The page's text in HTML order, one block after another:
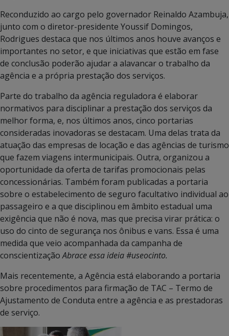
Reconduzido ao cargo pelo governador Reinaldo Azambuja,
junto com o diretor-presidente Youssif Domingos,
Rodrigues destaca que nos últimos anos houve avanços e
importantes no setor, e que iniciativas que estão em fase
de conclusão poderão ajudar a alavancar o trabalho da
agência e a própria prestação dos serviços.
Parte do trabalho da agência reguladora é elaborar
normativos para disciplinar a prestação dos serviços da
melhor forma, e, nos últimos anos, cinco portarias
consideradas inovadoras se destacam. Uma delas trata da
atuação das empresas de locação e das agências de turismo
que fazem viagens intermunicipais. Outra, organizou a
oportunidade da oferta de tarifas promocionais pelas
concessionárias. Também foram publicadas a portaria
sobre o estabelecimento de seguro facultativo individual ao
passageiro e a que disciplinou em âmbito estadual uma
exigência que não é nova, mas que precisa virar prática: o
uso do cinto de segurança nos ônibus e vans. Essa é uma
medida que veio acompanhada da campanha de
conscientizaçãoAbrace essa ideia #useocinto.
Mais recentemente, a Agência está elaborando a portaria
sobre procedimentos para firmação de TAC – Termo de
Ajustamento de Conduta entre a agência e as prestadoras
de serviço.